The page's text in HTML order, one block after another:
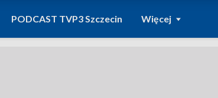
PODCAST TVP3 Szczecin Więcej